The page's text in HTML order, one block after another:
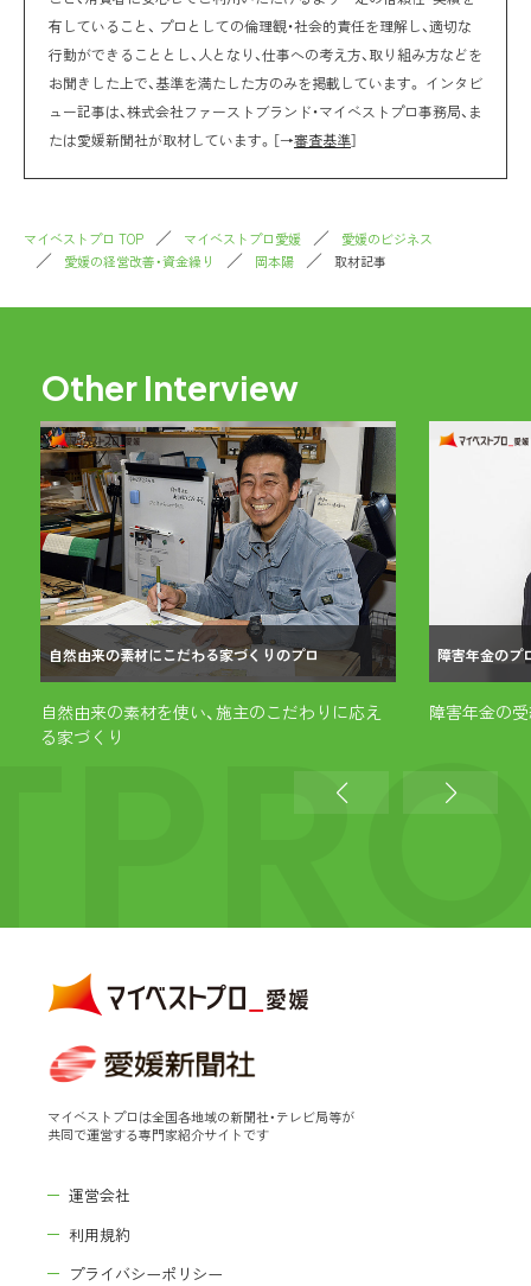
有していること、 プロとしての倫理観・社会的責任を理解し、適切な
行動ができることとし、人となり、仕事への考え方、取り組み方などを
お聞きした上で、基準を満たした方のみを掲載しています。 インタビ
ュー記事は、株式会社ファーストブランド・マイベストプロ事務局、ま
たは愛媛新聞社が取材しています。［→審査基準］
マイベストプロ TOP マイベストプロ愛媛
愛媛のビジネス
愛媛の経営改善・資金繰り
岡本陽 取材記事
Other Interview
自然由来の素材にこだわる家づくりのプロ
自然由来の素材を使い、施主のこだわりに応え
る家づくり
障害年金のプ
障害年金の
マイベストプロは全国各地域の新聞社・テレビ局等が
共同で運営する専門家紹介サイトです
運営会社
利用規約
プライバシーポリシー